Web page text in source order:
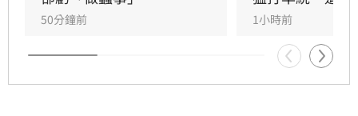
50分鐘前 1小時前